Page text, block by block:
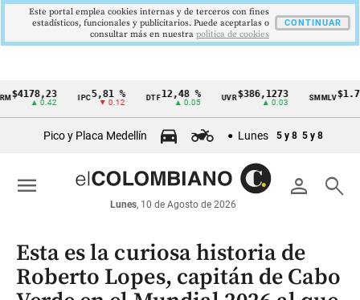
Cintillo
económicos
Colombia
▲ 0.42
IPC 5,81 %
▼ 0.12
DTF 12,48 %
▲ 0.05
UVR $386,1273
▲ 0.03
SMMLV
Pico y Placa Medellín Lunes 5 y 8 5 y 8
person search
Lunes, 10 de Agosto de 2026
menu
Esta es la curiosa historia de
Roberto Lopes, capitán de Cabo
Este portal emplea cookies internas y de terceros con fines
estadísticos, funcionales y publicitarios. Puede aceptarlas o
consultar más en nuestra politica de cookies
CONTINUAR